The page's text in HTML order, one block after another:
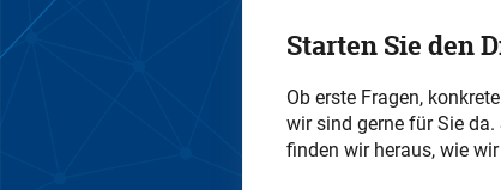
Starten Sie den
Ob erste Fragen,
wir sind gerne für Sie
finden wir heraus, wie